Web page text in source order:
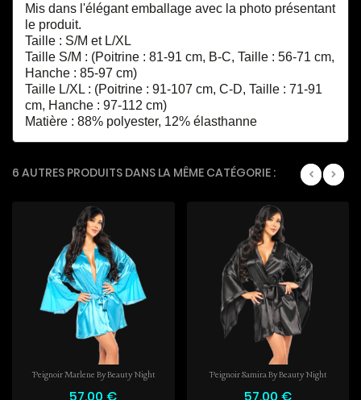
Mis dans l'élégant emballage avec la photo présentant
le produit.
Taille : S/M et L/XL
Taille S/M : (Poitrine : 81-91 cm, B-C, Taille : 56-71 cm,
Hanche : 85-97 cm)
Taille L/XL : (Poitrine : 91-107 cm, C-D, Taille : 71-91
cm, Hanche : 97-112 cm)
Matière : 88% polyester, 12% élasthanne
6 AUTRES PRODUITS DANS LA MÊME CATÉGORIE :
Peignoir Marlene By Beauty Night
57,00 €
Peignoir Samira By Beauty Night
57,00 €